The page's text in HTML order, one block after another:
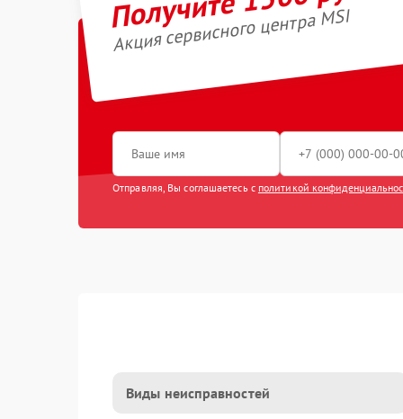
Акция сервисного центра MSI
Отправляя, Вы соглашаетесь с политикой
Виды неисправностей